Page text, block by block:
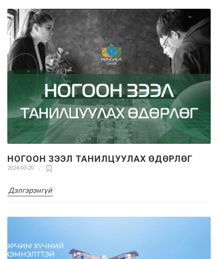
НОГООН ЗЭЭЛ ТАНИЛЦУУЛАХ ӨДӨРЛӨГ
2024-03-20
Дэлгэрэнгүй